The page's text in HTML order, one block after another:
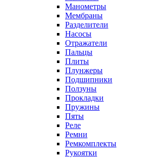
Манометры
Мембраны
Разделители
Насосы
Отражатели
Пальцы
Плиты
Плунжеры
Подшипники
Ползуны
Прокладки
Пружины
Пяты
Реле
Ремни
Ремкомплекты
Рукоятки